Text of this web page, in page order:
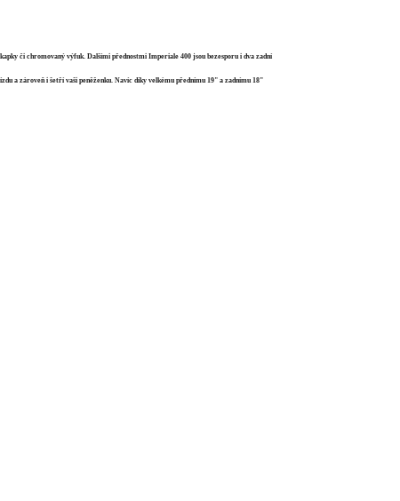
či chromovaný výfuk. Dalšími přednostmi Imperiale 400 jsou bezesporu i dva zadní
a zároveň i šetří vaši peněženku. Navíc díky velkému přednímu 19" a zadnímu 18"